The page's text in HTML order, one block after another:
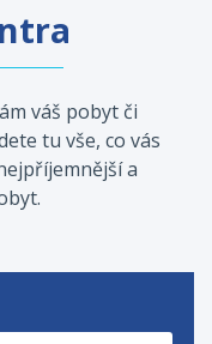
váš pobyt či
tu vše, co vás
a